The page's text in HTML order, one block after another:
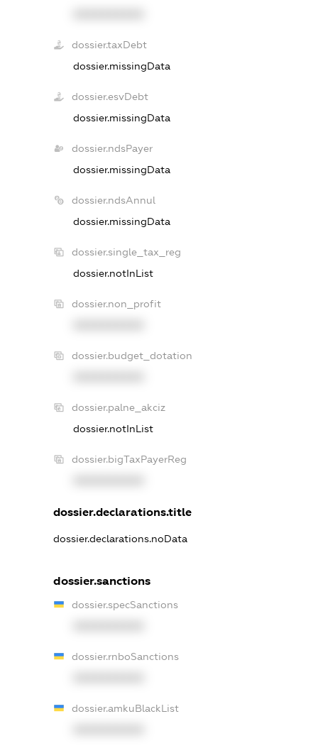
dossier.taxDebt
dossier.missingData
dossier.esvDebt
dossier.missingData
dossier.ndsPayer
dossier.missingData
dossier.ndsAnnul
dossier.missingData
dossier.single_tax_reg
dossier.notInList
dossier.non_profit
dossier.budget_dotation
dossier.palne_akciz
dossier.notInList
dossier.bigTaxPayerReg
dossier.declarations.title
dossier.declarations.noData
dossier.sanctions
dossier.specSanctions
dossier.rnboSanctions
dossier.amkuBlackList